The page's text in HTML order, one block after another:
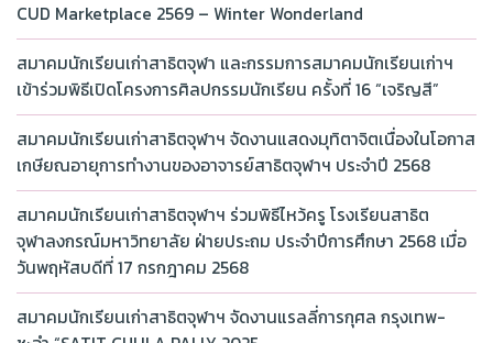
CUD Marketplace 2569 – Winter Wonderland
สมาคมนักเรียนเก่าสาธิตจุฬา และกรรมการสมาคมนักเรียนเก่าฯ
เข้าร่วมพิธีเปิดโครงการศิลปกรรมนักเรียน ครั้งที่ 16 “เจริญสี”
สมาคมนักเรียนเก่าสาธิตจุฬาฯ จัดงานแสดงมุทิตาจิตเนื่องในโอกาส
เกษียณอายุการทำงานของอาจารย์สาธิตจุฬาฯ ประจำปี 2568
สมาคมนักเรียนเก่าสาธิตจุฬาฯ ร่วมพิธีไหว้ครู โรงเรียนสาธิต
จุฬาลงกรณ์มหาวิทยาลัย ฝ่ายประถม ประจำปีการศึกษา 2568 เมื่อ
วันพฤหัสบดีที่ 17 กรกฎาคม 2568
สมาคมนักเรียนเก่าสาธิตจุฬาฯ จัดงานแรลลี่การกุศล กรุงเทพ-